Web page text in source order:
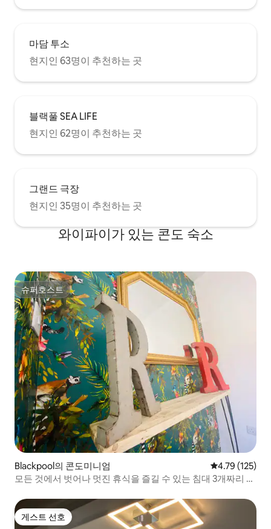
마담 투소
현지인 63명이 추천하는 곳
블랙풀 SEA LIFE
현지인 62명이 추천하는 곳
그랜드 극장
현지인 35명이 추천하는 곳
와이파이가 있는 콘도 숙소
슈퍼호스트
슈퍼호스트
Blackpool의 콘도미니엄 평점 4.79점(5
4.79 (125)
모든 것에서 벗어나 멋진 휴식을 즐길 수 있는 침대 3개짜리 숙
게스트 선호
게스트 선호